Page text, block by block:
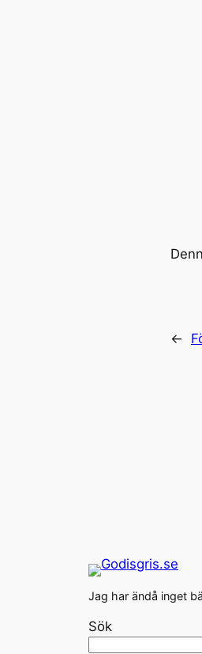
←
Jag har ändå inget
Sök